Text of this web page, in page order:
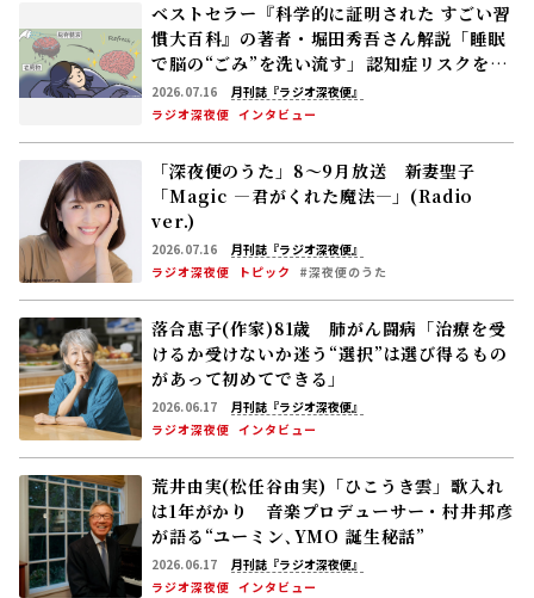
ベストセラー『科学的に証明された すごい習
慣大百科』の著者・堀田秀吾さん解説「睡眠
で脳の“ごみ”を洗い流す」――認知症リスクを下
げる休養の新常識
2026.07.16
月刊誌『ラジオ深夜便』
ラジオ深夜便 インタビュー
「深夜便のうた」8～9月放送 新妻聖子
「Magic ―君がくれた魔法―」(Radio
ver.)
2026.07.16
月刊誌『ラジオ深夜便』
ラジオ深夜便
トピック #深夜便のうた
落合恵子(作家)81歳 肺がん闘病「治療を受
けるか受けないか迷う――“選択”は選び得るもの
があって初めてできる」
2026.06.17
月刊誌『ラジオ深夜便』
ラジオ深夜便 インタビュー
荒井由実(松任谷由実)「ひこうき雲」歌入れ
は1年がかり 音楽プロデューサー・村井邦彦
が語る“ユーミン､YMO 誕生秘話”
2026.06.17
月刊誌『ラジオ深夜便』
ラジオ深夜便 インタビュー